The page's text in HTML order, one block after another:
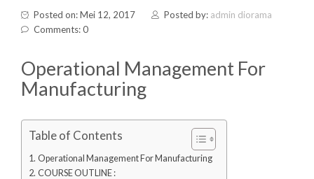
Posted on: Mei 12, 2017 Posted by: admin diorama
Comments: 0
Operational Management For
Manufacturing
Table of Contents
Operational Management For Manufacturing
COURSE OUTLINE :